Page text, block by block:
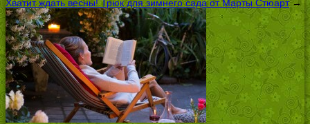
Хватит ждать весны! Трюк для зимнего сада от Марты Стюарт→